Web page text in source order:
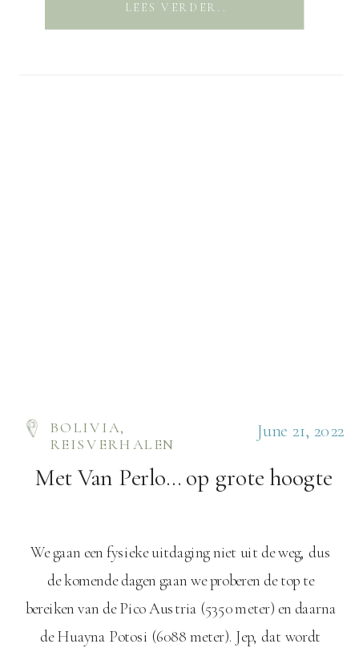
LEES VERDER..
Met Van Perlo… op grote hoogte
We gaan een fysieke uitdaging niet uit de weg, dus
de komende dagen gaan we proberen de top te
bereiken van de Pico Austria (5350 meter) en daarna
de Huayna Potosi (6088 meter). Jep, dat wordt
BOLIVIA,
REISVERHALEN
June 21, 2022